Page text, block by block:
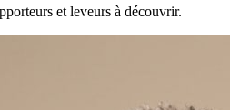
et leveurs à découvrir.